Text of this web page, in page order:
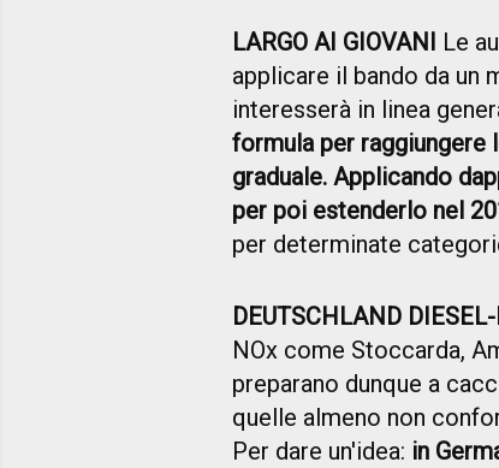
LARGO AI GIOVANI Le
applicare il bando da un
interesserà in linea
formula per raggiungere
graduale. Applicando
per poi estenderlo nel
per determinate
DEUTSCHLAND
NOx come Stoccarda,
preparano dunque a
quelle almeno non
Per dare un'idea: in